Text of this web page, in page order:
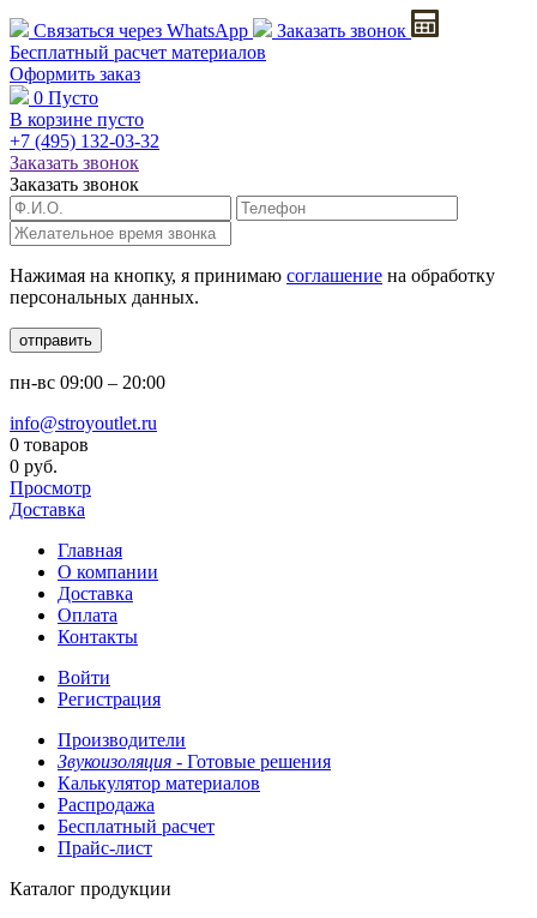
Связаться через WhatsApp
Заказать звонок
Бесплатный расчет материалов
Оформить заказ
0 Пусто
В корзине пусто
+7 (495) 132-03-32
Заказать звонок
Заказать звонок
Нажимая на кнопку, я принимаю соглашение на обработку
персональных данных.
отправить
пн-вс 09:00 – 20:00
info@stroyoutlet.ru
0 товаров
0 руб.
Просмотр
Доставка
Главная
О компании
Доставка
Оплата
Контакты
Войти
Регистрация
Производители
Звукоизоляция - Готовые решения
Калькулятор материалов
Распродажа
Бесплатный расчет
Прайс-лист
Каталог продукции